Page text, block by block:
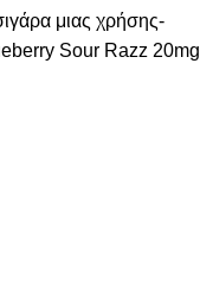
μιας χρήσης-
Sour Razz 20mg